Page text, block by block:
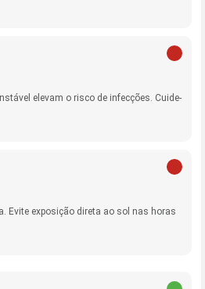
elevam o risco de infecções. Cuide-
Evite exposição direta ao sol nas horas